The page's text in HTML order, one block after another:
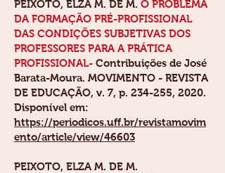
PEIXOTO, ELZA M. DE M. O PROBLEMA
DA FORMAÇÃO PRÉ-PROFISSIONAL
DAS CONDIÇÕES SUBJETIVAS DOS
PROFESSORES PARA A PRÁTICA
PROFISSIONAL- Contribuições de José
Barata-Moura. MOVIMENTO - REVISTA
DE EDUCAÇÃO, v. 7, p. 234-255, 2020.
Disponível em:
https://periodicos.uff.br/revistamovim
ento/article/view/46603
PEIXOTO, ELZA M. DE M.